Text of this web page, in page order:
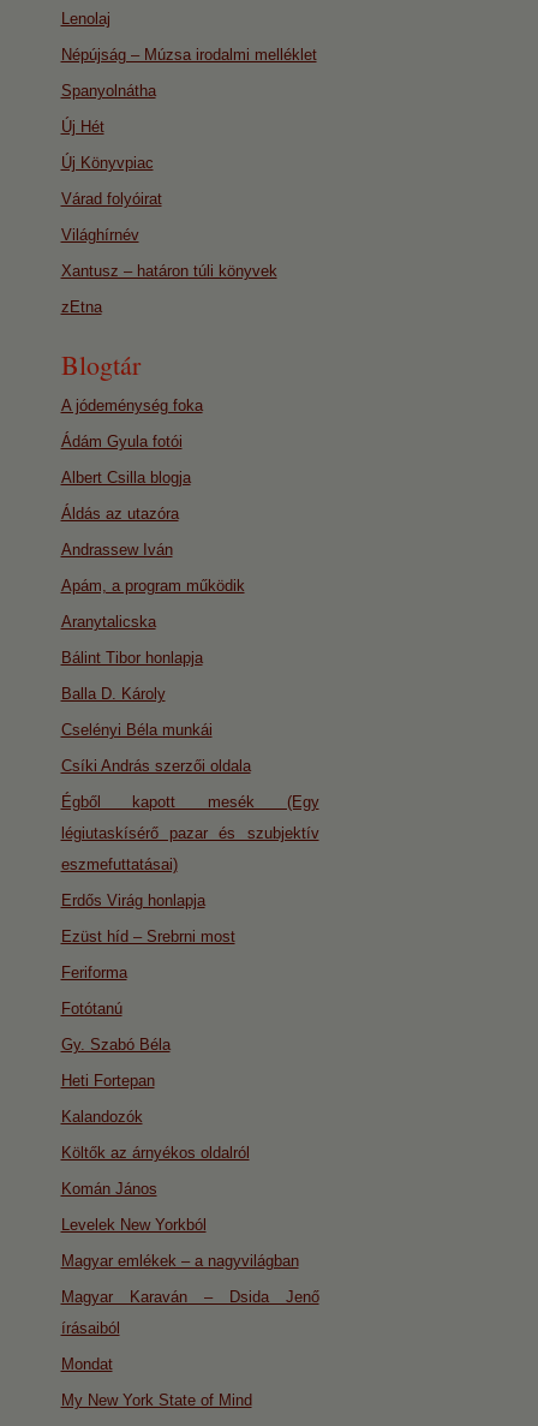
Lenolaj
Népújság – Múzsa irodalmi melléklet
Spanyolnátha
Új Hét
Új Könyvpiac
Várad folyóirat
Világhírnév
Xantusz – határon túli könyvek
zEtna
Blogtár
A jódeménység foka
Ádám Gyula fotói
Albert Csilla blogja
Áldás az utazóra
Andrassew Iván
Apám, a program működik
Aranytalicska
Bálint Tibor honlapja
Balla D. Károly
Cselényi Béla munkái
Csíki András szerzői oldala
Égből kapott mesék (Egy
légiutaskísérő pazar és szubjektív
eszmefuttatásai)
Erdős Virág honlapja
Ezüst híd – Srebrni most
Feriforma
Fotótanú
Gy. Szabó Béla
Heti Fortepan
Kalandozók
Költők az árnyékos oldalról
Komán János
Levelek New Yorkból
Magyar emlékek – a nagyvilágban
Magyar Karaván – Dsida Jenő
írásaiból
Mondat
My New York State of Mind